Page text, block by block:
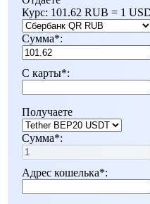
Курс: 101.62 RUB = 1
Сумма*:
С карты*:
Получаете
Сумма*:
Адрес кошелька*: